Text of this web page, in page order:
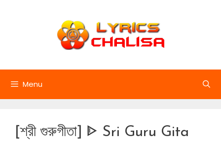
Menu
[শ্রী গুরুগীতা] ᐈ Sri Guru Gita